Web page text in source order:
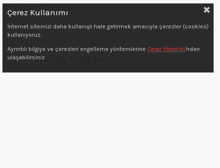
Copyright © 2022 7kat.com.tr
Çerez Kullanımı
İnternet sitemizi daha kullanışlı hale getirmek amacıyla çerezler (cookies)
kullanıyoruz.
Ayrıntılı bilgiye ve çerezleri engelleme yöntemlerine Çerez Yönetimi'ndan
ulaşabilirsiniz